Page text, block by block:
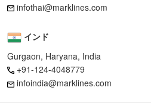
infothai@marklines.com
インド
Gurgaon, Haryana, India
+91-124-4048779
infoindia@marklines.com